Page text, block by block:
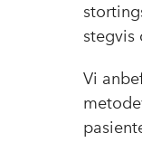
stegvis
Vi